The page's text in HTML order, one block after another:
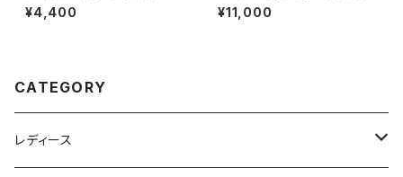
¥4,400 ¥11,000
CATEGORY
レディース